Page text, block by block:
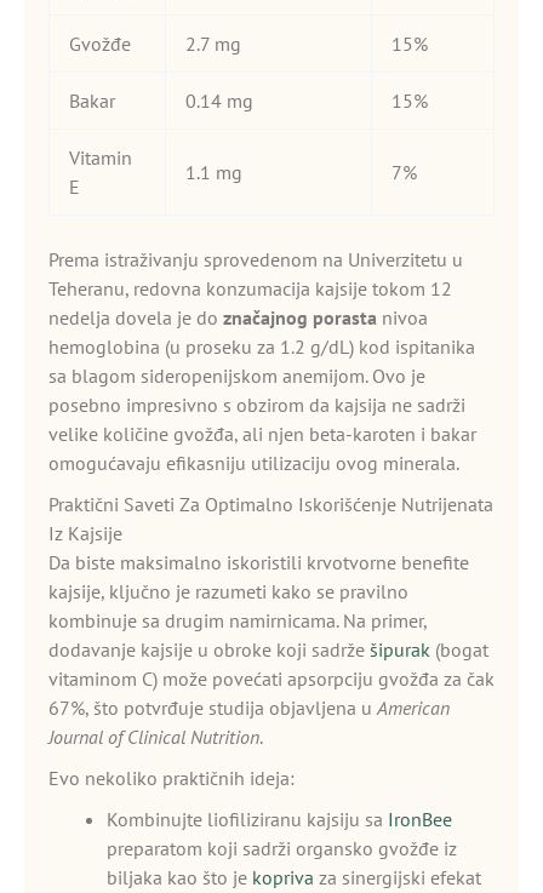
Gvožđe 2.7 mg 15%
Bakar 0.14 mg 15%
Vitamin
E
1.1 mg 7%
Prema istraživanju sprovedenom na Univerzitetu u
Teheranu, redovna konzumacija kajsije tokom 12
nedelja dovela je do značajnog porasta nivoa
hemoglobina (u proseku za 1.2 g/dL) kod ispitanika
sa blagom sideropenijskom anemijom. Ovo je
posebno impresivno s obzirom da kajsija ne sadrži
velike količine gvožđa, ali njen beta-karoten i bakar
omogućavaju efikasniju utilizaciju ovog minerala.
Praktični Saveti Za Optimalno Iskorišćenje Nutrijenata
Iz Kajsije
Da biste maksimalno iskoristili krvotvorne benefite
kajsije, ključno je razumeti kako se pravilno
kombinuje sa drugim namirnicama. Na primer,
dodavanje kajsije u obroke koji sadrže šipurak (bogat
vitaminom C) može povećati apsorpciju gvožđa za čak
67%, što potvrđuje studija objavljena uAmerican
Journal of Clinical Nutrition.
Evo nekoliko praktičnih ideja:
Kombinujte liofiliziranu kajsiju sa IronBee
preparatom koji sadrži organsko gvožđe iz
biljaka kao što je kopriva za sinergijski efekat